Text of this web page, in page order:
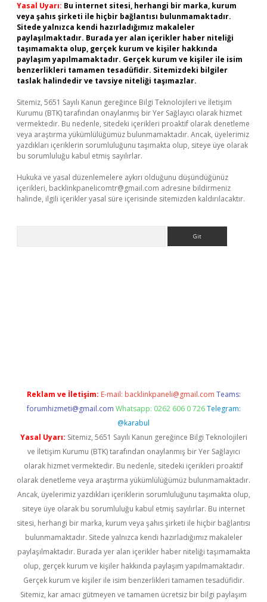
Yasal Uyarı: Bu internet sitesi, herhangi bir marka, kurum
veya şahıs şirketi ile hiçbir bağlantısı bulunmamaktadır.
Sitede yalnızca kendi hazırladığımız makaleler
paylaşılmaktadır. Burada yer alan içerikler haber niteliği
taşımamakta olup, gerçek kurum ve kişiler hakkında
paylaşım yapılmamaktadır. Gerçek kurum ve kişiler ile isim
benzerlikleri tamamen tesadüfidir. Sitemizdeki bilgiler
taslak halindedir ve tavsiye niteliği taşımazlar.
Sitemiz, 5651 Sayılı Kanun gereğince Bilgi Teknolojileri ve İletişim
Kurumu (BTK) tarafından onaylanmış bir Yer Sağlayıcı olarak hizmet
vermektedir. Bu nedenle, sitedeki içerikleri proaktif olarak denetleme
veya araştırma yükümlülüğümüz bulunmamaktadır. Ancak, üyelerimiz
yazdıkları içeriklerin sorumluluğunu taşımakta olup, siteye üye olarak
bu sorumluluğu kabul etmiş sayılırlar.
Hukuka ve yasal düzenlemelere aykırı olduğunu düşündüğünüz
içerikleri, backlinkpanelicomtr@gmail.com adresine bildirmeniz
halinde, ilgili içerikler yasal süre içerisinde sitemizden kaldırılacaktır.
Reklam ve İletişim: E-mail: backlinkpaneli@gmail.com Teams:
forumhizmeti@gmail.com Whatsapp: 0262 606 0 726 Telegram:
@karabul
Yasal Uyarı: Sitemiz, 5651 Sayılı Kanun gereğince Bilgi Teknolojileri
ve İletişim Kurumu (BTK) tarafından onaylanmış bir Yer Sağlayıcı
olarak hizmet vermektedir. Bu nedenle, sitedeki içerikleri proaktif
olarak denetleme veya araştırma yükümlülüğümüz bulunmamaktadır.
Ancak, üyelerimiz yazdıkları içeriklerin sorumluluğunu taşımakta olup,
siteye üye olarak bu sorumluluğu kabul etmiş sayılırlar. Bu internet
sitesi, herhangi bir marka, kurum veya şahıs şirketi ile hiçbir bağlantısı
bulunmamaktadır. Sitede yalnızca kendi hazırladığımız makaleler
paylaşılmaktadır. Burada yer alan içerikler haber niteliği taşımamakta
olup, gerçek kurum ve kişiler hakkında paylaşım yapılmamaktadır.
Gerçek kurum ve kişiler ile isim benzerlikleri tamamen tesadüfidir.
Sitemiz, kar amacı gütmeyen ve tamamen ücretsiz bir bilgi paylaşım